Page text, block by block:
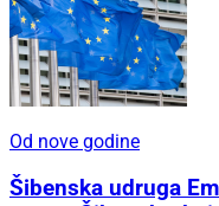
Od nove godine
Šibenska udruga